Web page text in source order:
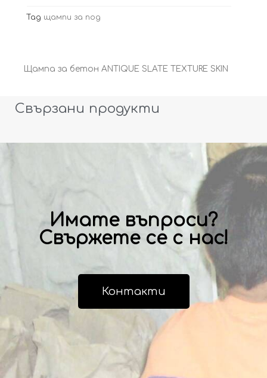
Tag щампи за под
Щампа за бетон ANTIQUE SLATE TEXTURE SKIN
Свързани продукти
Имате въпроси?
Свържете се с нас!
Контакти